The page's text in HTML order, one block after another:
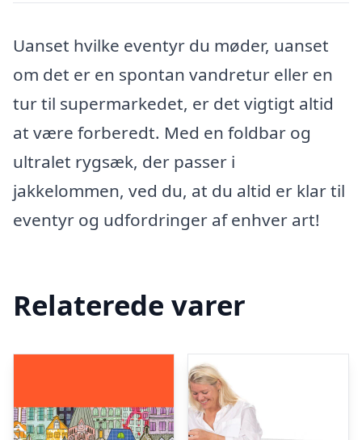
Uanset hvilke eventyr du møder, uanset
om det er en spontan vandretur eller en
tur til supermarkedet, er det vigtigt altid
at være forberedt. Med en foldbar og
ultralet rygsæk, der passer i
jakkelommen, ved du, at du altid er klar til
eventyr og udfordringer af enhver art!
Relaterede varer